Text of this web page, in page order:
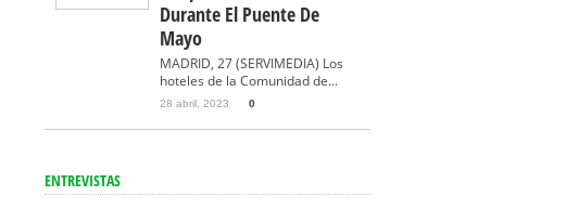
Durante El Puente De
Mayo
MADRID, 27 (SERVIMEDIA) Los
hoteles de la Comunidad de...
28 abril, 2023 0
ENTREVISTAS